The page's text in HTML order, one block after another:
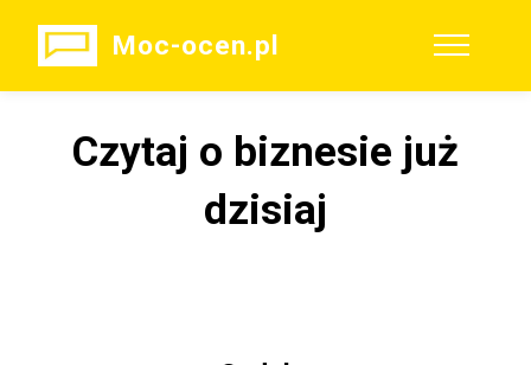
Moc-ocen.pl
Czytaj o biznesie już
dzisiaj